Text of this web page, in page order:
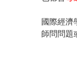
國際經濟
師問問題